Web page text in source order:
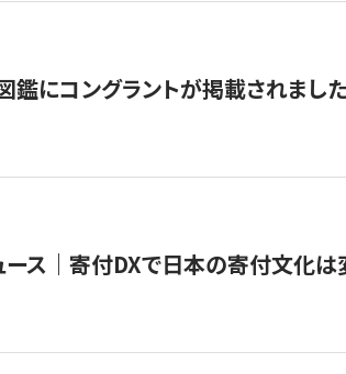
鑑にコングラントが掲載されまし
ス｜寄付DXで日本の寄付文化は